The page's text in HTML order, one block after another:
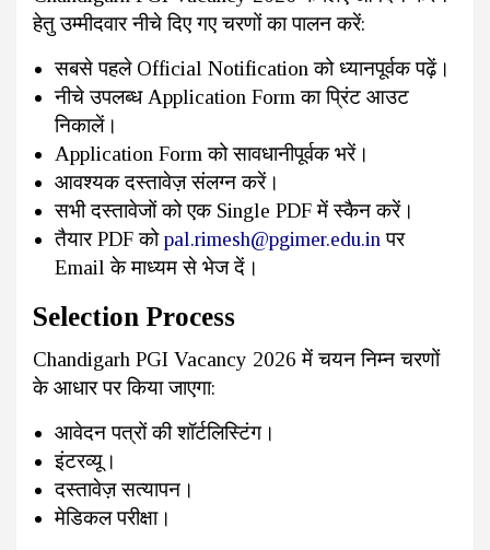
हेतु उम्मीदवार नीचे दिए गए चरणों का पालन करें:
सबसे पहले Official Notification को ध्यानपूर्वक पढ़ें।
नीचे उपलब्ध Application Form का प्रिंट आउट
निकालें।
Application Form को सावधानीपूर्वक भरें।
आवश्यक दस्तावेज़ संलग्न करें।
सभी दस्तावेजों को एक Single PDF में स्कैन करें।
तैयार PDF कोpal.rimesh@pgimer.edu.in पर
Email के माध्यम से भेज दें।
Selection Process
Chandigarh PGI Vacancy 2026 में चयन निम्न चरणों
के आधार पर किया जाएगा:
आवेदन पत्रों की शॉर्टलिस्टिंग।
इंटरव्यू।
दस्तावेज़ सत्यापन।
मेडिकल परीक्षा।